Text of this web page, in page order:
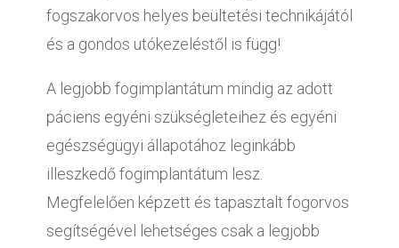
fogszakorvos helyes beültetési technikájától
és a gondos utókezeléstől is függ!
A legjobb fogimplantátum mindig az adott
páciens egyéni szükségleteihez és egyéni
egészségügyi állapotához leginkább
illeszkedő fogimplantátum lesz.
Megfelelően képzett és tapasztalt fogorvos
segítségével lehetséges csak a legjobb